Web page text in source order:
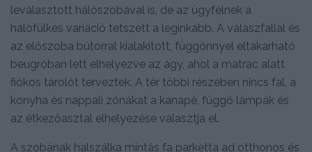
leválasztott hálószobával is, de az ügyfélnek a
hálófülkés variáció tetszett a leginkább. A válaszfallal és
az előszoba bútorral kialakított, függönnyel eltakarható
beugróban lett elhelyezve az ágy, ahol a matrac alatt
fiókos tárolót terveztek. A tér többi részében nincs fal, a
konyha és nappali zónákat a kanapé, függő lámpák és
az étkezőasztal elhelyezése választja el.
A szobának halszálka mintás fa parketta ad otthonos és